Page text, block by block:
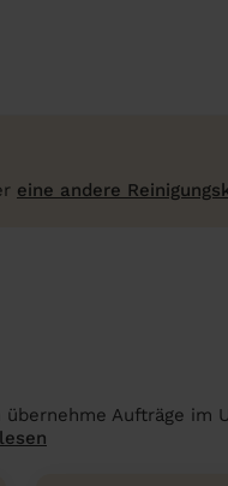
eine andere
übernehme Aufträge im